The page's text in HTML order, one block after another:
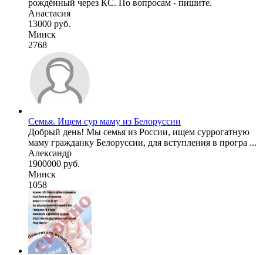
рождённый через КС. По вопросам - пишите.
Анастасия
13000 руб.
Минск
2768
Семья. Ищем сур маму из Белоруссии
Добрый день! Мы семья из России, ищем суррогатную
маму гражданку Белоруссии, для вступления в програ ...
Александр
1900000 руб.
Минск
1058